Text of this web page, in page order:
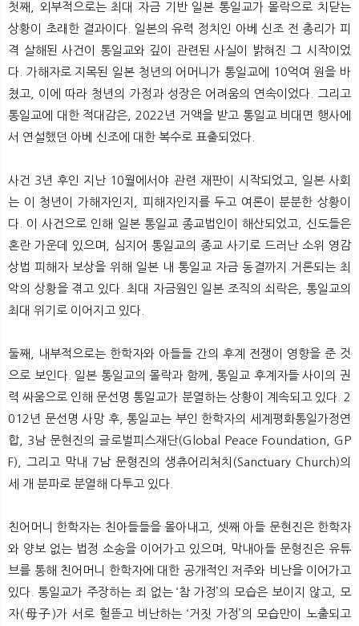
첫째, 외부적으로는 최대 자금 기반 일본 통일교가 몰락으로 치닫는
상황이 초래한 결과이다. 일본의 유력 정치인 아베 신조 전 총리가 피
격 살해된 사건이 통일교와 깊이 관련된 사실이 밝혀진 그 시작이었
다. 가해자로 지목된 일본 청년의 어머니가 통일교에 10억여 원을 바
쳤고, 이에 따라 청년의 가정과 성장은 어려움의 연속이었다. 그리고
통일교에 대한 적대감은, 2022년 거액을 받고 통일교 비대면 행사에
서 연설했던 아베 신조에 대한 복수로 표출되었다.
사건 3년 후인 지난 10월에서야 관련 재판이 시작되었고, 일본 사회
는 이 청년이 가해자인지, 피해자인지를 두고 여론이 분분한 상황이
다. 이 사건으로 인해 일본 통일교 종교법인이 해산되었고, 신도들은
혼란 가운데 있으며, 심지어 통일교의 종교 사기로 드러난 소위 영감
상법 피해자 보상을 위해 일본 내 통일교 자금 동결까지 거론되는 최
악의 상황을 겪고 있다. 최대 자금원인 일본 조직의 쇠락은, 통일교의
최대 위기로 이어지고 있다.
둘째, 내부적으로는 한학자와 아들들 간의 후계 전쟁이 영향을 준 것
으로 보인다. 일본 통일교의 몰락과 함께, 통일교 후계자들 사이의 권
력 싸움으로 인해 문선명 통일교가 분열하는 상황이 계속되고 있다. 2
012년 문선명 사망 후, 통일교는 부인 한학자의 세계평화통일가정연
합, 3남 문현진의 글로벌피스재단(Global Peace Foundation, GP
F), 그리고 막내 7남 문형진의 생츄어리처치(Sanctuary Church)의
세 개 분파로 분열해 다투고 있다.
친어머니 한학자는 친아들들을 몰아내고, 셋째 아들 문현진은 한학자
와 양보 없는 법정 소송을 이어가고 있으며, 막내아들 문형진은 유튜
브를 통해 친어머니 한학자에 대한 공개적인 저주와 비난을 이어가고
있다. 통일교가 주장하는 죄 없는 ‘참 가정’의 모습은 보이지 않고, 모
자(母子)가 서로 헐뜯고 비난하는 ‘거짓 가정’의 모습만이 노출되고